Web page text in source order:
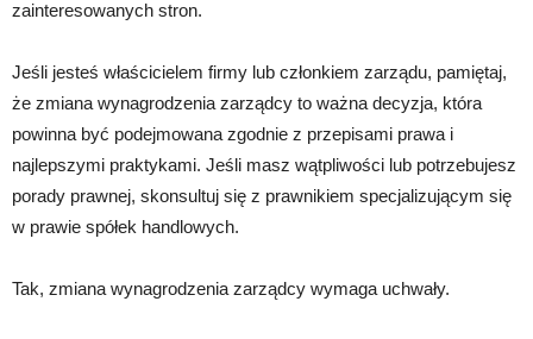
zainteresowanych stron.
Jeśli jesteś właścicielem firmy lub członkiem zarządu, pamiętaj,
że zmiana wynagrodzenia zarządcy to ważna decyzja, która
powinna być podejmowana zgodnie z przepisami prawa i
najlepszymi praktykami. Jeśli masz wątpliwości lub potrzebujesz
porady prawnej, skonsultuj się z prawnikiem specjalizującym się
w prawie spółek handlowych.
Tak, zmiana wynagrodzenia zarządcy wymaga uchwały.